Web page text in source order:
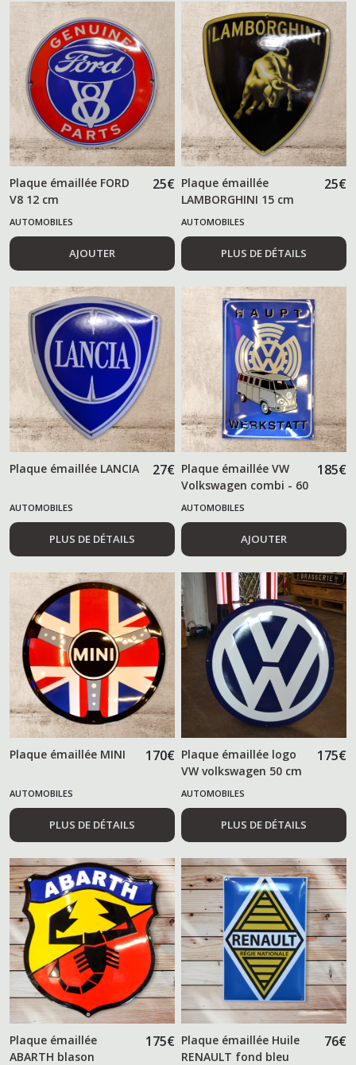
Plaque émaillée FORD
V8 12 cm
25€
AUTOMOBILES
AJOUTER
Plaque émaillée
LAMBORGHINI 15 cm
25€
AUTOMOBILES
PLUS DE DÉTAILS
Plaque émaillée LANCIA 27€
AUTOMOBILES
PLUS DE DÉTAILS
Plaque émaillée VW
Volkswagen combi - 60
cm -
185€
AUTOMOBILES
AJOUTER
Plaque émaillée MINI 170€
AUTOMOBILES
PLUS DE DÉTAILS
Plaque émaillée logo
VW volkswagen 50 cm
175€
AUTOMOBILES
PLUS DE DÉTAILS
Plaque émaillée
ABARTH blason
175€ Plaque émaillée Huile
RENAULT fond bleu
76€